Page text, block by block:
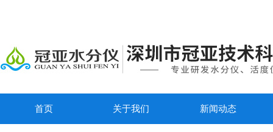
首页 关于我们 新闻动态